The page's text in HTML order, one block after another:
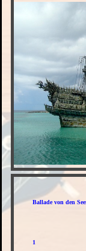
Ballade von den
1